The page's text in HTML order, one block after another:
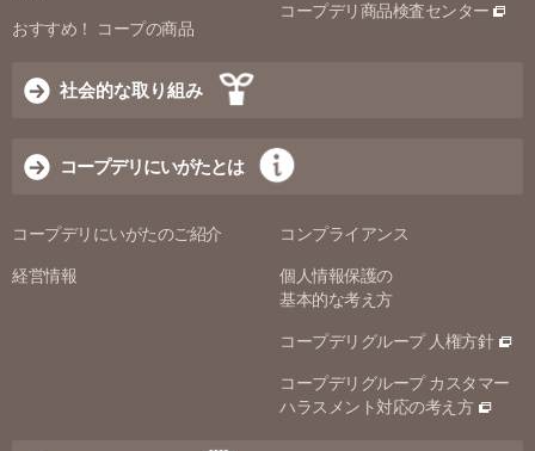
おすすめ！ コープの商品
コープデリ商品検査センター
社会的な取り組み
コープデリにいがたとは
コープデリにいがたのご紹介
経営情報
コンプライアンス
個人情報保護の
基本的な考え方
コープデリグループ 人権方針
コープデリグループ カスタマー
ハラスメント対応の考え方